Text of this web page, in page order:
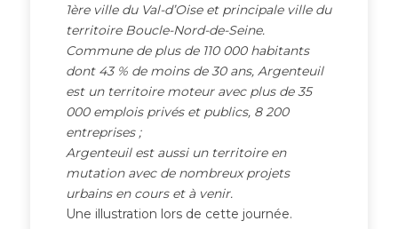
1ère ville du Val-d’Oise et principale ville du
territoire Boucle-Nord-de-Seine.
Commune de plus de 110 000 habitants
dont 43 % de moins de 30 ans, Argenteuil
est un territoire moteur avec plus de 35
000 emplois privés et publics, 8 200
entreprises ;
Argenteuil est aussi un territoire en
mutation avec de nombreux projets
urbains en cours et à venir.
Une illustration lors de cette journée.